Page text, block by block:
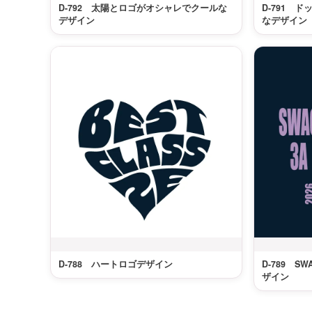
D-792 太陽とロゴがオシャレでクールな
デザイン
D-791 ドッ
なデザイン
D-788 ハートロゴデザイン
D-789
ザイン